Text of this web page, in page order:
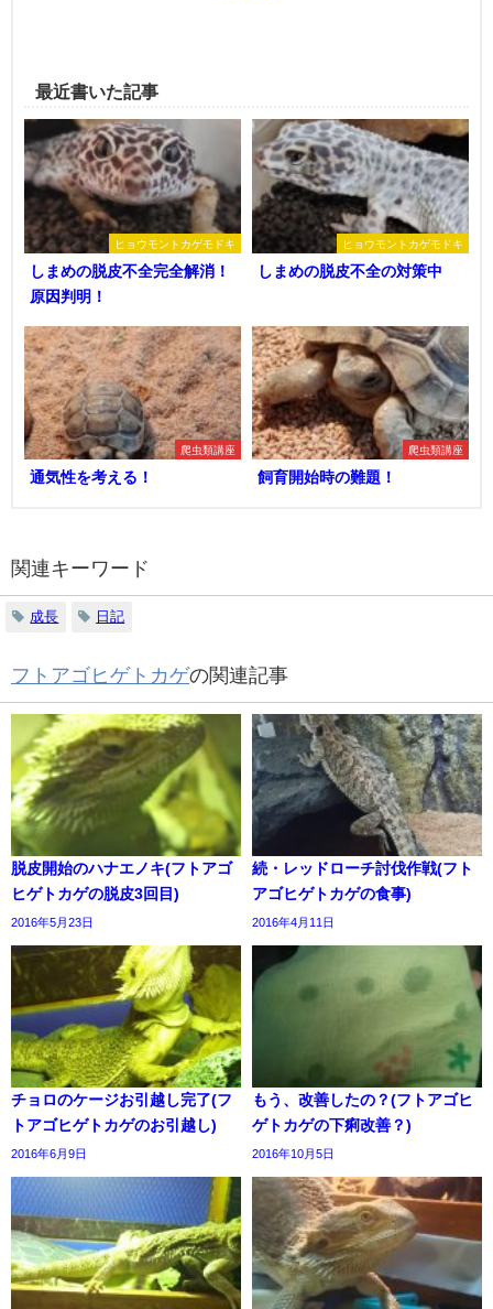
最近書いた記事
ヒョウモントカゲモドキ
しまめの脱皮不全完全解消！
原因判明！
ヒョウモントカゲモドキ
しまめの脱皮不全の対策中
爬虫類講座
通気性を考える！
爬虫類講座
飼育開始時の難題！
関連キーワード
成長 日記
フトアゴヒゲトカゲの関連記事
脱皮開始のハナエノキ(フトアゴ
ヒゲトカゲの脱皮3回目)
2016年5月23日
続・レッドローチ討伐作戦(フト
アゴヒゲトカゲの食事)
2016年4月11日
チョロのケージお引越し完了(フ
トアゴヒゲトカゲのお引越し)
2016年6月9日
もう、改善したの？(フトアゴヒ
ゲトカゲの下痢改善？)
2016年10月5日